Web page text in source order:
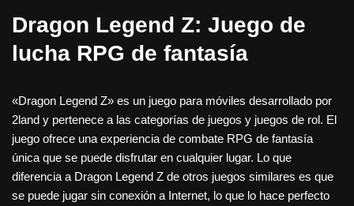
Dragon Legend Z: Juego de
lucha RPG de fantasía
«Dragon Legend Z» es un juego para móviles desarrollado por
2land y pertenece a las categorías de juegos y juegos de rol. El
juego ofrece una experiencia de combate RPG de fantasía
única que se puede disfrutar en cualquier lugar. Lo que
diferencia a Dragon Legend Z de otros juegos similares es que
se puede jugar sin conexión a Internet, lo que lo hace perfecto